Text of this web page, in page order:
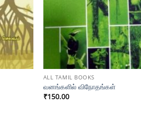
ALL TAMIL BOOKS
வனங்களில் விநோதங்கள்
₹150.00